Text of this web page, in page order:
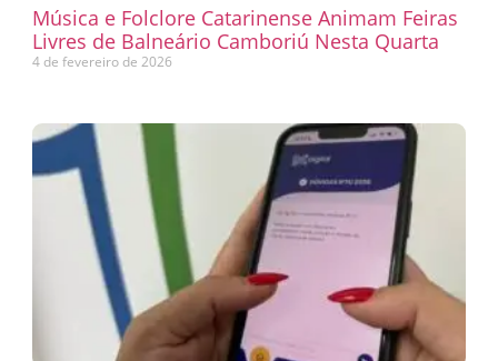
Música e Folclore Catarinense Animam Feiras
Livres de Balneário Camboriú Nesta Quarta
4 de fevereiro de 2026